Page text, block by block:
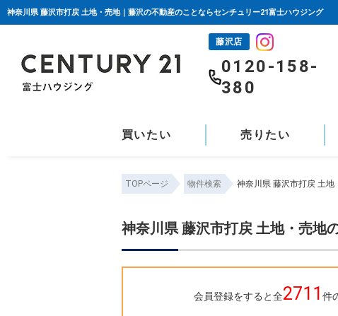
神奈川県 藤沢市打戻 土地・売地｜藤沢の不動産のことならセンチュリー21富士ハウジング
藤沢店
0120-158-
380
買いたい 売りたい
TOPページ 物件検索 神奈川県 藤沢市打戻 土
神奈川県 藤沢市打戻 土地・売地
会員登録をすると全2711 件